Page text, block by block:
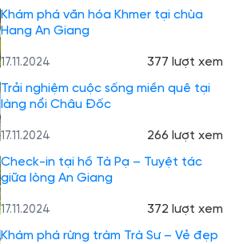
Khám phá văn hóa Khmer tại chùa
Hang An Giang
17.11.2024
377 lượt xem
Trải nghiệm cuộc sống miền quê tại
làng nổi Châu Đốc
17.11.2024
266 lượt xem
Check-in tại hồ Tà Pạ – Tuyệt tác
giữa lòng An Giang
17.11.2024
372 lượt xem
Khám phá rừng tràm Trà Sư – Vẻ đẹp